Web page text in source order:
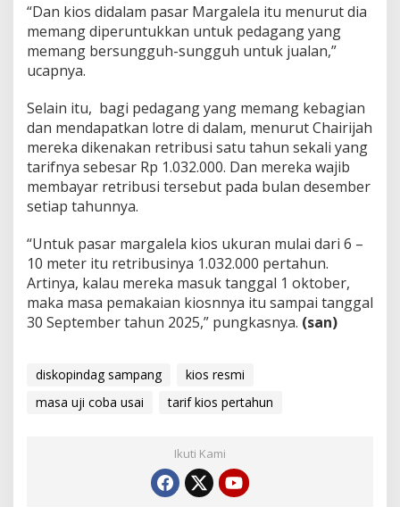
“Dan kios didalam pasar Margalela itu menurut dia
memang diperuntukkan untuk pedagang yang
memang bersungguh-sungguh untuk jualan,”
ucapnya.
Selain itu, bagi pedagang yang memang kebagian
dan mendapatkan lotre di dalam, menurut Chairijah
mereka dikenakan retribusi satu tahun sekali yang
tarifnya sebesar Rp 1.032.000. Dan mereka wajib
membayar retribusi tersebut pada bulan desember
setiap tahunnya.
“Untuk pasar margalela kios ukuran mulai dari 6 –
10 meter itu retribusinya 1.032.000 pertahun.
Artinya, kalau mereka masuk tanggal 1 oktober,
maka masa pemakaian kiosnnya itu sampai tanggal
30 September tahun 2025,” pungkasnya. (san)
diskopindag sampang
kios resmi
masa uji coba usai
tarif kios pertahun
Ikuti Kami